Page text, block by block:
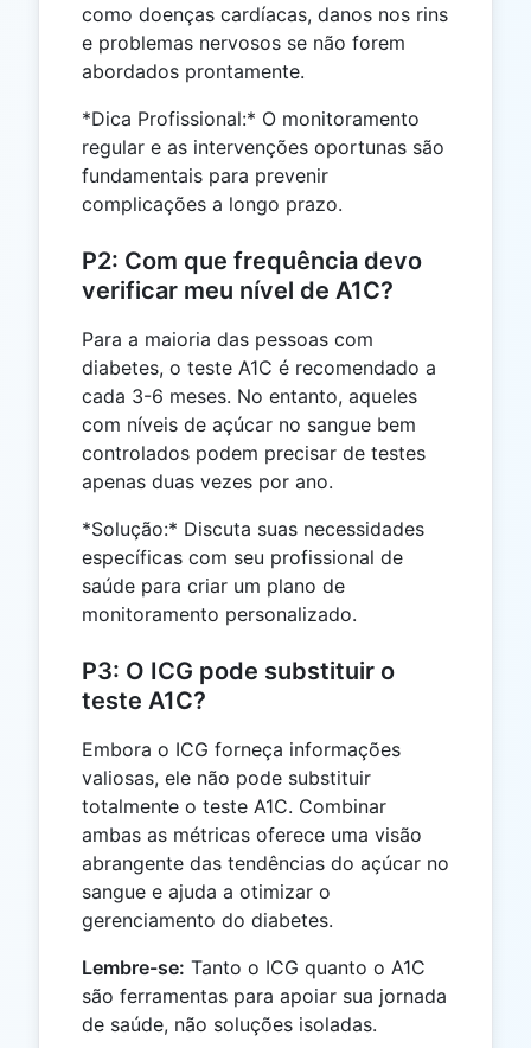
como doenças cardíacas, danos nos rins
e problemas nervosos se não forem
abordados prontamente.
*Dica Profissional:* O monitoramento
regular e as intervenções oportunas são
fundamentais para prevenir
complicações a longo prazo.
P2: Com que frequência devo
verificar meu nível de A1C?
Para a maioria das pessoas com
diabetes, o teste A1C é recomendado a
cada 3-6 meses. No entanto, aqueles
com níveis de açúcar no sangue bem
controlados podem precisar de testes
apenas duas vezes por ano.
*Solução:* Discuta suas necessidades
específicas com seu profissional de
saúde para criar um plano de
monitoramento personalizado.
P3: O ICG pode substituir o
teste A1C?
Embora o ICG forneça informações
valiosas, ele não pode substituir
totalmente o teste A1C. Combinar
ambas as métricas oferece uma visão
abrangente das tendências do açúcar no
sangue e ajuda a otimizar o
gerenciamento do diabetes.
Lembre-se: Tanto o ICG quanto o A1C
são ferramentas para apoiar sua jornada
de saúde, não soluções isoladas.